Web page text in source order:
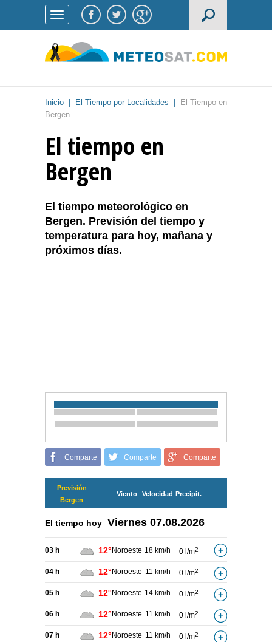
Inicio El Tiempo por Localidades
El Tiempo en
Bergen
El tiempo en
Bergen
El tiempo meteorológico en
Bergen. Previsión del tiempo y
temperatura para hoy, mañana y
próximos días.
Comparte Comparte Comparte
Previsión
Bergen
Viento Velocidad Precipit.
El tiempo hoy Viernes 07.08.2026
03 h 12° Noroeste 18 km/h 0 l/m2
04 h 12° Noroeste 11 km/h 0 l/m2
05 h 12° Noroeste 14 km/h 0 l/m2
06 h 12° Noroeste 11 km/h 0 l/m2
07 h 12° Noroeste 11 km/h 0 l/m2